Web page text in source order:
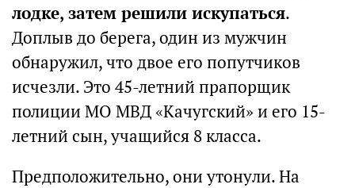
лодке, затем решили искупаться.
Доплыв до берега, один из мужчин
обнаружил, что двое его попутчиков
исчезли. Это 45-летний прапорщик
полиции МО МВД «Качугский» и его 15-
летний сын, учащийся 8 класса.
Предположительно, они утонули. На